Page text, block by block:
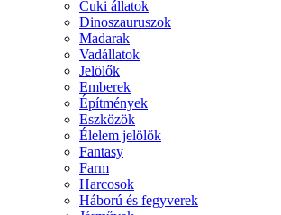
Cuki állatok
Dinoszauruszok
Madarak
Vadállatok
Jelölők
Emberek
Építmények
Eszközök
Élelem jelölők
Fantasy
Farm
Harcosok
Háború és fegyverek